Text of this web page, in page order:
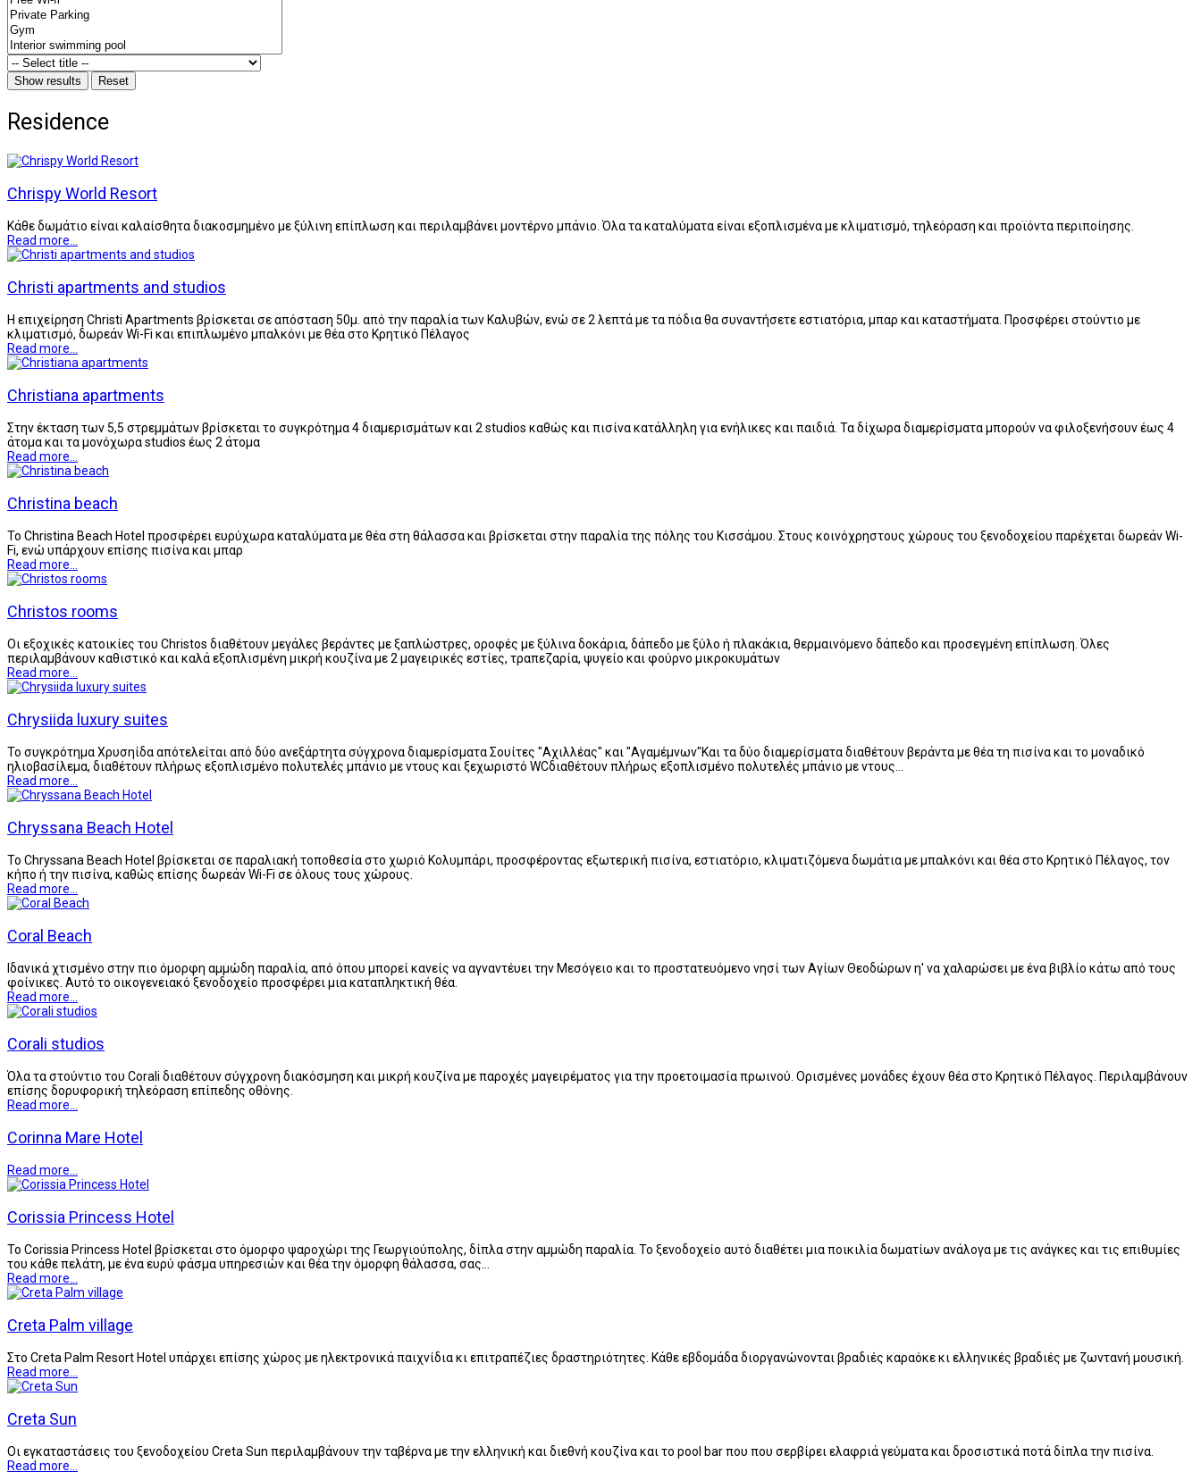
Residence
Chrispy World Resort
Κάθε δωμάτιο είναι καλαίσθητα διακοσμημένο με ξύλινη επίπλωση και περιλαμβάνει μοντέρνο μπάνιο. Όλα τα καταλύματα είναι εξοπλισμένα με κλιματισμό, τηλεόραση και προϊόντα περιποίησης.
Read more...
Christi apartments and studios
Η επιχείρηση Christi Apartments βρίσκεται σε απόσταση 50μ. από την παραλία των Καλυβών, ενώ σε 2 λεπτά με τα πόδια θα συναντήσετε εστιατόρια, μπαρ και καταστήματα. Προσφέρει στούντιο με
κλιματισμό, δωρεάν Wi-Fi και επιπλωμένο μπαλκόνι με θέα στο Κρητικό Πέλαγος
Read more...
Christiana apartments
Στην έκταση των 5,5 στρεμμάτων βρίσκεται το συγκρότημα 4 διαμερισμάτων και 2 studios καθώς και πισίνα κατάλληλη για ενήλικες και παιδιά. Τα δίχωρα διαμερίσματα μπορούν να φιλοξενήσουν έως 4
άτομα και τα μονόχωρα studios έως 2 άτομα
Read more...
Christina beach
Το Christina Beach Hotel προσφέρει ευρύχωρα καταλύματα με θέα στη θάλασσα και βρίσκεται στην παραλία της πόλης του Κισσάμου. Στους κοινόχρηστους χώρους του ξενοδοχείου παρέχεται δωρεάν Wi-
Fi, ενώ υπάρχουν επίσης πισίνα και μπαρ
Read more...
Christos rooms
Οι εξοχικές κατοικίες του Christos διαθέτουν μεγάλες βεράντες με ξαπλώστρες, οροφές με ξύλινα δοκάρια, δάπεδο με ξύλο ή πλακάκια, θερμαινόμενο δάπεδο και προσεγμένη επίπλωση. Όλες
περιλαμβάνουν καθιστικό και καλά εξοπλισμένη μικρή κουζίνα με 2 μαγειρικές εστίες, τραπεζαρία, ψυγείο και φούρνο μικροκυμάτων
Read more...
Chrysiida luxury suites
Το συγκρότημα Χρυσηίδα απότελείται από δύο ανεξάρτητα σύγχρονα διαμερίσματα Σουίτες "Αχιλλέας" και "Αγαμέμνων"Και τα δύο διαμερίσματα διαθέτουν βεράντα με θέα τη πισίνα και το μοναδικό
ηλιοβασίλεμα, διαθέτουν πλήρως εξοπλισμένο πολυτελές μπάνιο με ντους και ξεχωριστό WCδιαθέτουν πλήρως εξοπλισμένο πολυτελές μπάνιο με ντους…
Read more...
Chryssana Beach Hotel
Το Chryssana Beach Hotel βρίσκεται σε παραλιακή τοποθεσία στο χωριό Κολυμπάρι, προσφέροντας εξωτερική πισίνα, εστιατόριο, κλιματιζόμενα δωμάτια με μπαλκόνι και θέα στο Κρητικό Πέλαγος, τον
κήπο ή την πισίνα, καθώς επίσης δωρεάν Wi-Fi σε όλους τους χώρους.
Read more...
Coral Beach
Ιδανικά χτισμένο στην πιο όμορφη αμμώδη παραλία, από όπου μπορεί κανείς να αγναντέυει την Μεσόγειο και το προστατευόμενο νησί των Αγίων Θεοδώρων η' να χαλαρώσει με ένα βιβλίο κάτω από τους
φοίνικες. Αυτό το οικογενειακό ξενοδοχείο προσφέρει μια καταπληκτική θέα.
Read more...
Corali studios
Όλα τα στούντιο του Corali διαθέτουν σύγχρονη διακόσμηση και μικρή κουζίνα με παροχές μαγειρέματος για την προετοιμασία πρωινού. Ορισμένες μονάδες έχουν θέα στο Κρητικό Πέλαγος. Περιλαμβάνουν
επίσης δορυφορική τηλεόραση επίπεδης οθόνης.
Read more...
Corinna Mare Hotel
Read more...
Corissia Princess Hotel
Το Corissia Princess Hotel βρίσκεται στο όμορφο ψαροχώρι της Γεωργιούπολης, δίπλα στην αμμώδη παραλία. Το ξενοδοχείο αυτό διαθέτει μια ποικιλία δωματίων ανάλογα με τις ανάγκες και τις επιθυμίες
του κάθε πελάτη, με ένα ευρύ φάσμα υπηρεσιών και θέα την όμορφη θάλασσα, σας…
Read more...
Creta Palm village
Στο Creta Palm Resort Hotel υπάρχει επίσης χώρος με ηλεκτρονικά παιχνίδια κι επιτραπέζιες δραστηριότητες. Κάθε εβδομάδα διοργανώνονται βραδιές καραόκε κι ελληνικές βραδιές με ζωντανή μουσική.
Read more...
Creta Sun
Οι εγκαταστάσεις του ξενοδοχείου Creta Sun περιλαμβάνουν την ταβέρνα με την ελληνική και διεθνή κουζίνα και το pool bar που που σερβίρει ελαφριά γεύματα και δροσιστικά ποτά δίπλα την πισίνα.
Read more...